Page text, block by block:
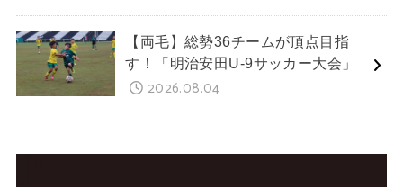
【両毛】総勢36チームが頂点目指
す！「明治安田U-9サッカー大会」
2026.08.04